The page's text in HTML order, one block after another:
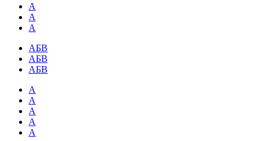
А
А
А
АБВ
АБВ
АБВ
А
А
А
А
А